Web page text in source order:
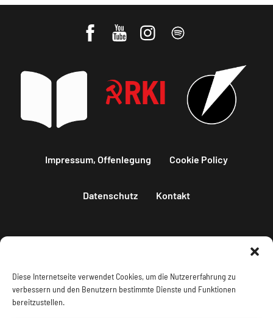
Diese Internetseite verwendet Cookies, um die Nutzererfahrung zu
verbessern und den Benutzern bestimmte Dienste und Funktionen
bereitzustellen.
Impressum, Offenlegung Cookie Policy
Datenschutz Kontakt